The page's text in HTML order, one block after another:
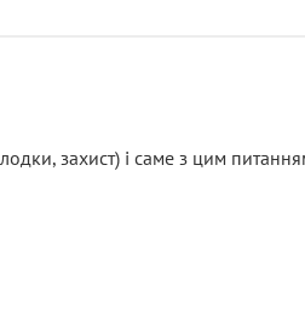
захист) і саме з цим